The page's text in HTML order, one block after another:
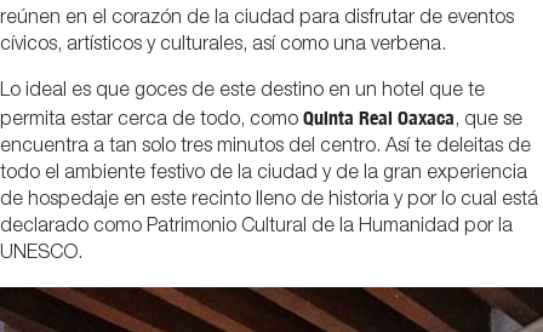
reúnen en el corazón de la ciudad para disfrutar de eventos
cívicos, artísticos y culturales, así como una verbena.
Lo ideal es que goces de este destino en un hotel que te
permita estar cerca de todo, como Quinta Real Oaxaca, que se
encuentra a tan solo tres minutos del centro. Así te deleitas de
todo el ambiente festivo de la ciudad y de la gran experiencia
de hospedaje en este recinto lleno de historia y por lo cual está
declarado como Patrimonio Cultural de la Humanidad por la
UNESCO.